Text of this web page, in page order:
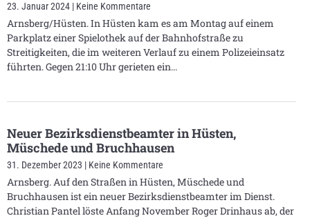
23. Januar 2024 Keine Kommentare
Arnsberg/Hüsten. In Hüsten kam es am Montag auf einem
Parkplatz einer Spielothek auf der Bahnhofstraße zu
Streitigkeiten, die im weiteren Verlauf zu einem Polizeieinsatz
führten. Gegen 21:10 Uhr gerieten ein
Neuer Bezirksdienstbeamter in Hüsten,
Müschede und Bruchhausen
31. Dezember 2023 Keine Kommentare
Arnsberg. Auf den Straßen in Hüsten, Müschede und
Bruchhausen ist ein neuer Bezirksdienstbeamter im Dienst.
Christian Pantel löste Anfang November Roger Drinhaus ab, der